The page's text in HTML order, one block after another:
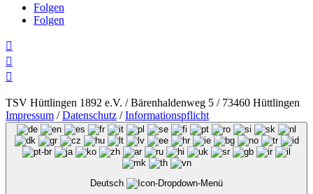
Folgen
Folgen



TSV Hüttlingen 1892 e.V. / Bärenhaldenweg 5 / 73460 Hüttlingen
Impressum /Datenschutz /Informationspflicht
Deutsch